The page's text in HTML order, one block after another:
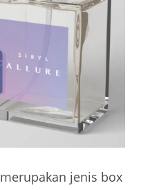
merupakan jenis box